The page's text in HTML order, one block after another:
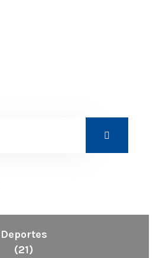
Deportes
(21)